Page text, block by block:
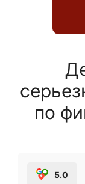
по
5.0